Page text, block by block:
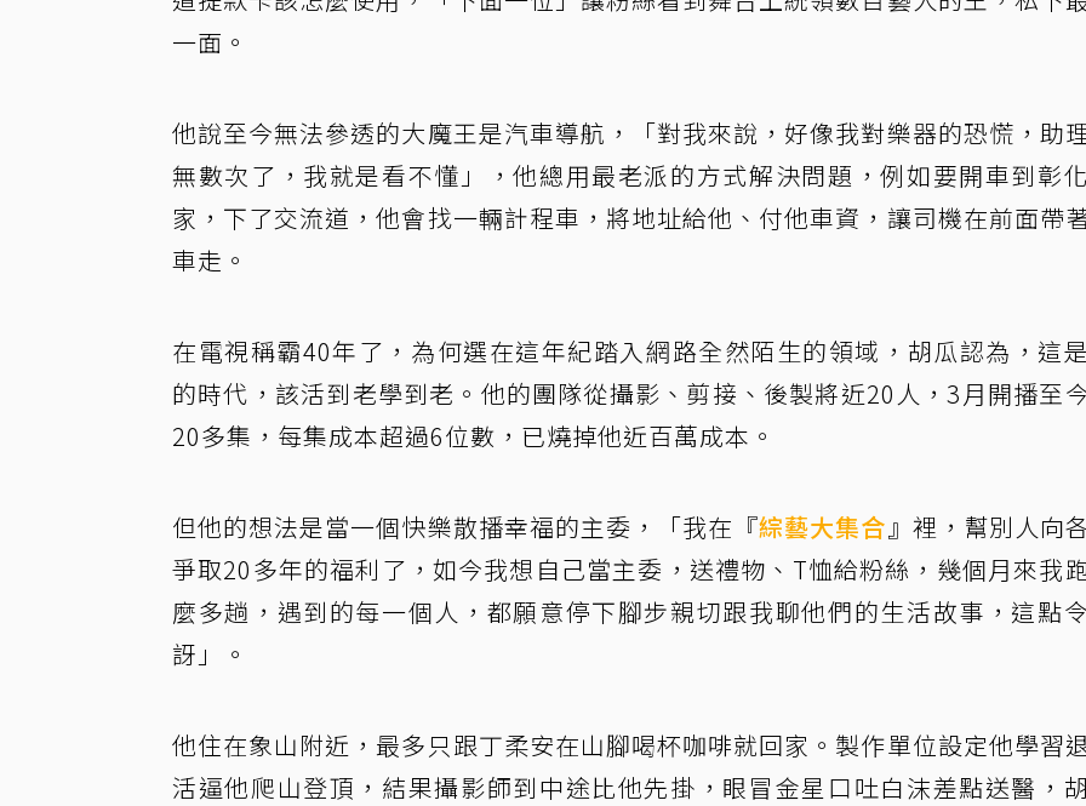
一面。
他說至今無法參透的大魔王是汽車導航，「對我來說，好像我對樂器的恐慌，助
無數次了，我就是看不懂」，他總用最老派的方式解決問題，例如要開車到彰
家，下了交流道，他會找一輛計程車，將地址給他、付他車資，讓司機在前面帶
車走。
在電視稱霸40年了，為何選在這年紀踏入網路全然陌生的領域，胡瓜認為，這
的時代，該活到老學到老。他的團隊從攝影、剪接、後製將近20人，3月開播至
20多集，每集成本超過6位數，已燒掉他近百萬成本。
但他的想法是當一個快樂散播幸福的主委，「我在『綜藝大集合』裡，幫別人向
爭取20多年的福利了，如今我想自己當主委，送禮物、T恤給粉絲，幾個月來我
麼多趟，遇到的每一個人，都願意停下腳步親切跟我聊他們的生活故事，這點
訝」。
他住在象山附近，最多只跟丁柔安在山腳喝杯咖啡就回家。製作單位設定他學習
活逼他爬山登頂，結果攝影師到中途比他先掛，眼冒金星口吐白沫差點送醫，